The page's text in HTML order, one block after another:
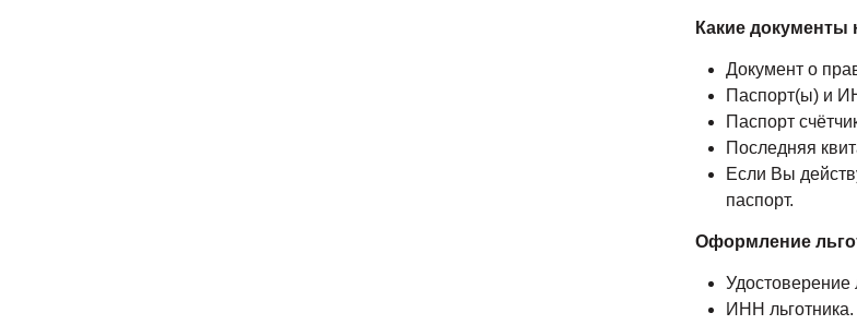
Какие документы
Документ о
Паспорт(ы) и
Паспорт
Последняя
Если Вы
паспорт.
Оформление
Удостоверение
ИНН льготника.